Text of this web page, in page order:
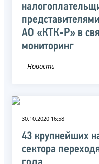
АО «КТК-Р» в
мониторинг
Новость
30.10.2020 16:58
43 крупнейших
сектора